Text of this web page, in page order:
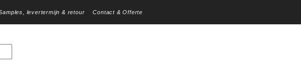
levertermijn & retour Contact & Offerte